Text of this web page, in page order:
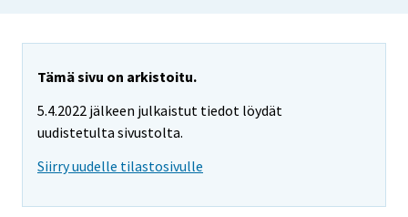
Tämä sivu on arkistoitu.
5.4.2022 jälkeen julkaistut tiedot löydät
uudistetulta sivustolta.
Siirry uudelle tilastosivulle